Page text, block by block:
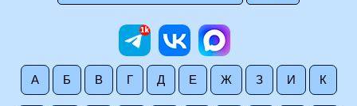
А Б В Г Д Е Ж З И К